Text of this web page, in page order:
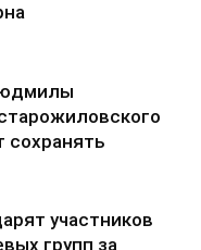
сохранять
участников
групп за